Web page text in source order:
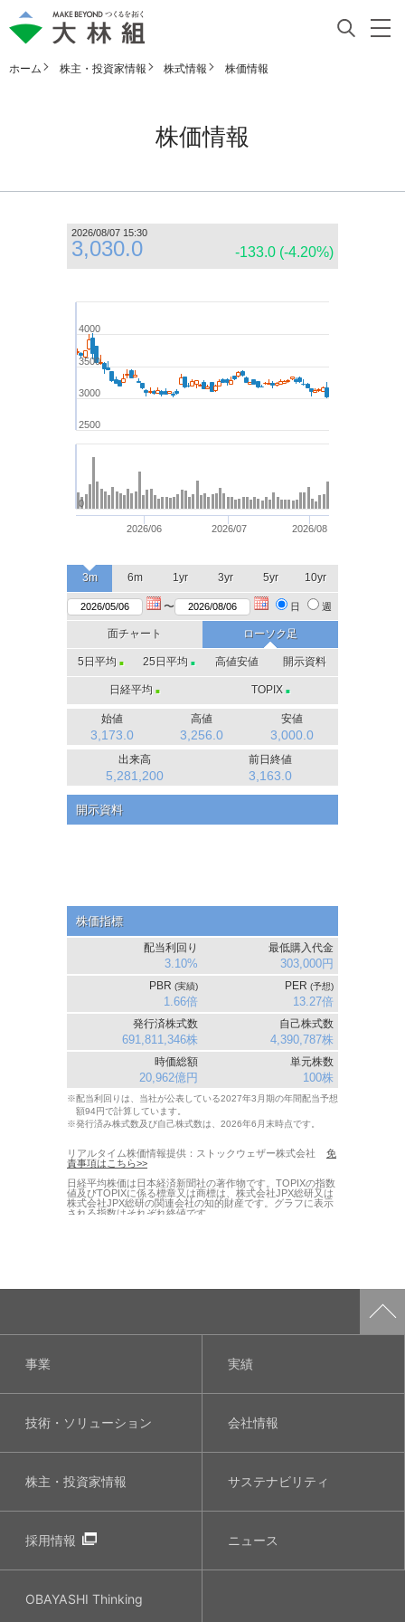
ホーム 株主・投資家情報 株式情報 株価情報
株価情報
事業 実績
技術・ソリューション 会社情報
株主・投資家情報 サステナビリティ
採用情報 ニュース
OBAYASHI Thinking